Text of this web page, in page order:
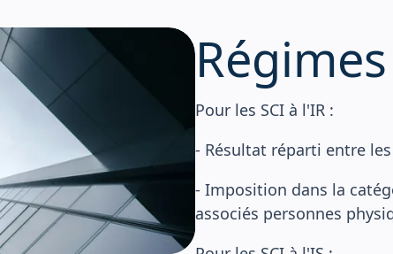
Pour les SCI à l'IR :
- Résultat réparti entre
- Imposition dans la
associés personnes